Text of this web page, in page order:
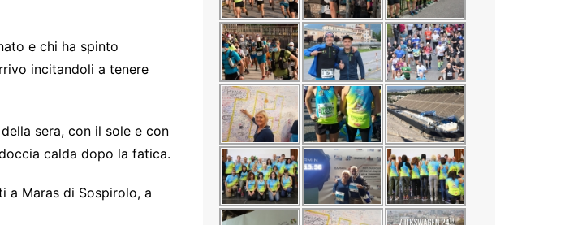
e chi ha spinto
incitandoli a tenere
sera, con il sole e con
calda dopo la fatica.
a Maras di Sospirolo, a